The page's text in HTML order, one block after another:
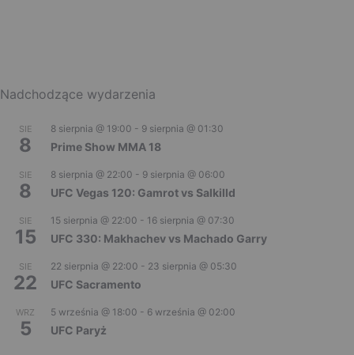
Nadchodzące wydarzenia
SIE
8
8 sierpnia @ 19:00 - 9 sierpnia @ 01:30
Prime Show MMA 18
SIE
8
8 sierpnia @ 22:00 - 9 sierpnia @ 06:00
UFC Vegas 120: Gamrot vs Salkilld
SIE
15
15 sierpnia @ 22:00 - 16 sierpnia @ 07:30
UFC 330: Makhachev vs Machado Garry
SIE
22
22 sierpnia @ 22:00 - 23 sierpnia @ 05:30
UFC Sacramento
WRZ
5
5 września @ 18:00 - 6 września @ 02:00
UFC Paryż